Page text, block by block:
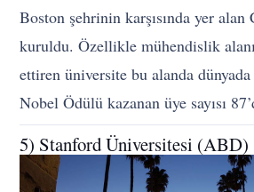
Boston şehrinin karşısında yer alan
kuruldu. Özellikle mühendislik
ettiren üniversite bu alanda dünyada
Nobel Ödülü kazanan üye sayısı
5) Stanford Üniversitesi (ABD)